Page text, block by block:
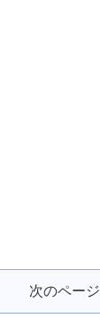
次のページ